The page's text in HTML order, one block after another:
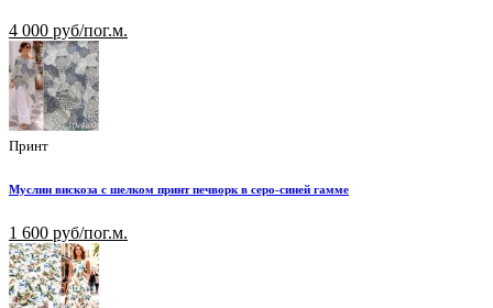
4 000 руб/пог.м.
Принт
Муслин вискоза с шелком принт печворк в серо-синей гамме
1 600 руб/пог.м.